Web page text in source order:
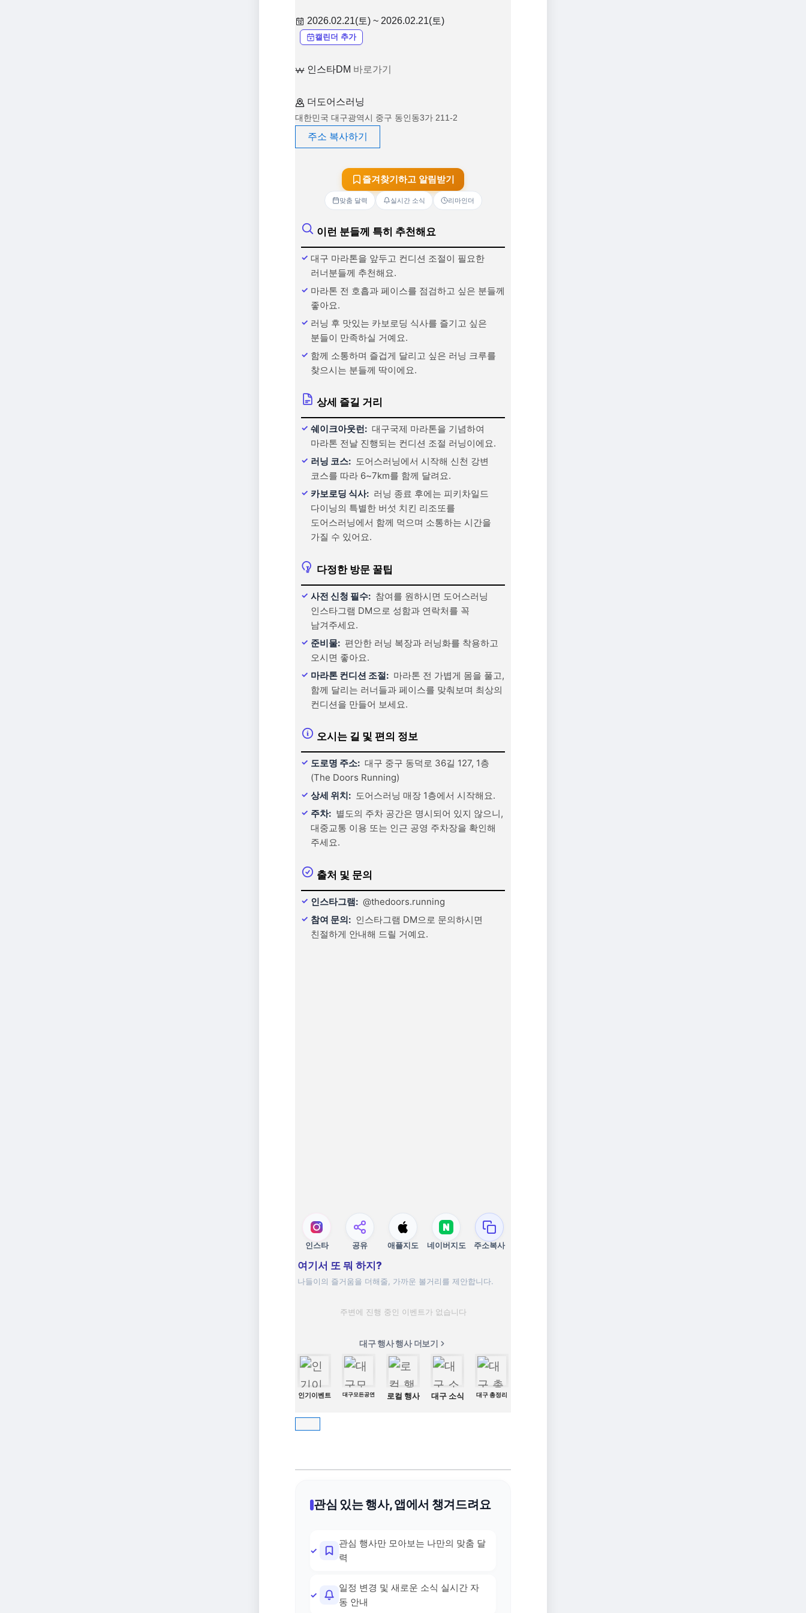
2026.02.21(토) ~ 2026.02.21(토)
캘린더 추가
인스타DM 바로가기
더도어스러닝
대한민국 대구광역시 중구 동인동3가 211-2
주소 복사하기
즐겨찾기하고 알림받기
맞춤 달력 실시간 소식 리마인더
이런 분들께 특히 추천해요
대구 마라톤을 앞두고 컨디션 조절이 필요한
러너분들께 추천해요.
마라톤 전 호흡과 페이스를 점검하고 싶은 분들께
좋아요.
러닝 후 맛있는 카보로딩 식사를 즐기고 싶은
분들이 만족하실 거예요.
함께 소통하며 즐겁게 달리고 싶은 러닝 크루를
찾으시는 분들께 딱이에요.
상세 즐길 거리
쉐이크아웃런: 대구국제 마라톤을 기념하여
마라톤 전날 진행되는 컨디션 조절 러닝이에요.
러닝 코스: 도어스러닝에서 시작해 신천 강변
코스를 따라 6~7km를 함께 달려요.
카보로딩 식사: 러닝 종료 후에는 피키차일드
다이닝의 특별한 버섯 치킨 리조또를
도어스러닝에서 함께 먹으며 소통하는 시간을
가질 수 있어요.
다정한 방문 꿀팁
사전 신청 필수: 참여를 원하시면 도어스러닝
인스타그램 DM으로 성함과 연락처를 꼭
남겨주세요.
준비물: 편안한 러닝 복장과 러닝화를 착용하고
오시면 좋아요.
마라톤 컨디션 조절: 마라톤 전 가볍게 몸을 풀고,
함께 달리는 러너들과 페이스를 맞춰보며 최상의
컨디션을 만들어 보세요.
오시는 길 및 편의 정보
도로명 주소: 대구 중구 동덕로 36길 127, 1층
(The Doors Running)
상세 위치: 도어스러닝 매장 1층에서 시작해요.
주차: 별도의 주차 공간은 명시되어 있지 않으니,
대중교통 이용 또는 인근 공영 주차장을 확인해
주세요.
출처 및 문의
인스타그램: @thedoors.running
참여 문의: 인스타그램 DM으로 문의하시면
친절하게 안내해 드릴 거예요.
인스타 공유 애플지도 네이버지도 주소복사
여기서 또 뭐 하지?
나들이의 즐거움을 더해줄, 가까운 볼거리를 제안합니다.
주변에 진행 중인 이벤트가 없습니다
대구 행사 행사 더보기
인기이벤트 대구모든공연 로컬 행사 대구 소식 대구 총정리
관심 있는 행사, 앱에서 챙겨드려요
관심 행사만 모아보는 나만의 맞춤 달
력
일정 변경 및 새로운 소식 실시간 자
동 안내